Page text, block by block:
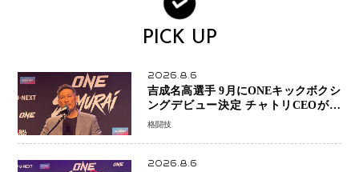
PICK UP
2026.8.6
吉成名高選手 9月にONEキックボクシ
ングデビュー決定 チャトリCEOがサ
プライズ発表 2カ月連続参戦へ
格闘技
2026.8.6